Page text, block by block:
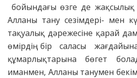
бойындағы өзге де
Алланы тану сезімдері- мен
тақуалық дәрежесіне қарай
өмірдің бір саласы
құмарлықтарына бөгет
иманмен, Алланы танумен